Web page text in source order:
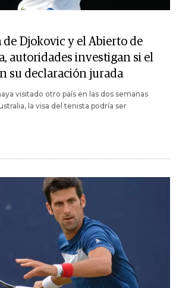
de Djokovic y el Abierto de
autoridades investigan si el
su declaración jurada
visitado otro país en las dos semanas
la visa del tenista podría ser